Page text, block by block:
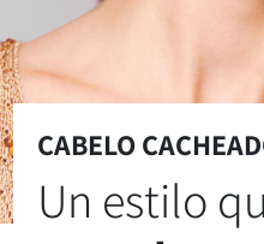
CABELO
Un estilo